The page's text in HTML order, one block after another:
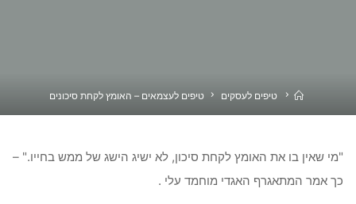
בית טיפים לעסקים טיפים לעצמאים – האומץ לקחת סיכונים
"מי שאין בו את האומץ לקחת סיכון, לא ישיג הישג של ממש בחייו." –
כך אמר המתאגרף האגדי מוחמד עלי .